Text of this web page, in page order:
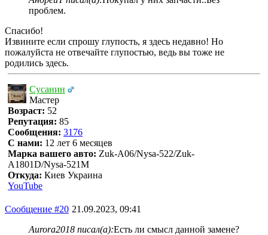
проблем.
Спасибо!
Извините если спрошу глупость, я здесь недавно! Но
пожалуйста не отвечайте глупостью, ведь вы тоже не
родились здесь.
Сусанин
Мастер
Возраст: 52
Репутация: 85
Сообщения: 3176
С нами: 12 лет 6 месяцев
Марка вашего авто: Zuk-A06/Nysa-522/Zuk-
A1801D/Nysa-521M
Откуда: Киев Украина
YouTube
Сообщение #20 21.09.2023, 09:41
Aurora2018 писал(а):Есть ли смысл данной замене?